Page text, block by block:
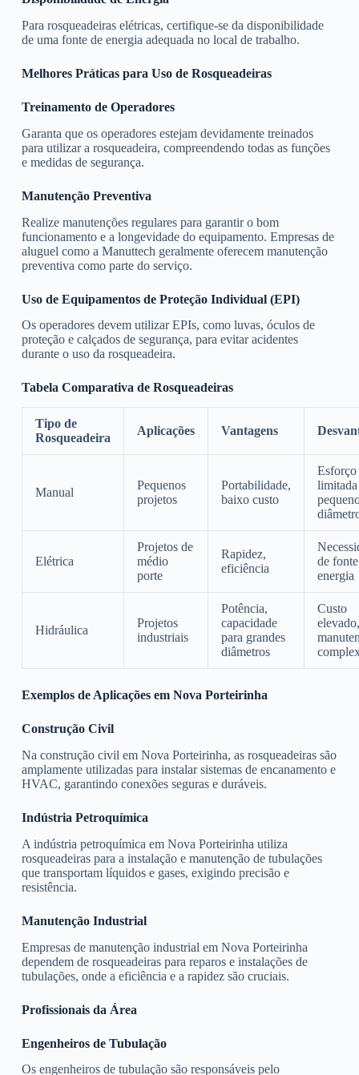
Para rosqueadeiras elétricas, certifique-se da disponibilidade
de uma fonte de energia adequada no local de trabalho.
Melhores Práticas para Uso de Rosqueadeiras
Treinamento de Operadores
Garanta que os operadores estejam devidamente treinados
para utilizar a rosqueadeira, compreendendo todas as funções
e medidas de segurança.
Manutenção Preventiva
Realize manutenções regulares para garantir o bom
funcionamento e a longevidade do equipamento. Empresas de
aluguel como a Manuttech geralmente oferecem manutenção
preventiva como parte do serviço.
Uso de Equipamentos de Proteção Individual (EPI)
Os operadores devem utilizar EPIs, como luvas, óculos de
proteção e calçados de segurança, para evitar acidentes
durante o uso da rosqueadeira.
Tabela Comparativa de Rosqueadeiras
Tipo de
Rosqueadeira
Aplicações Vantagens
Manual
Pequenos
projetos
Portabilidade,
baixo custo
limitada
Elétrica
Projetos de
médio
porte
Rapidez,
eficiência
de
energia
Hidráulica
Projetos
industriais
Potência,
capacidade
para grandes
diâmetros
Custo
elevado,
Exemplos de Aplicações em Nova Porteirinha
Construção Civil
Na construção civil em Nova Porteirinha, as rosqueadeiras são
amplamente utilizadas para instalar sistemas de encanamento e
HVAC, garantindo conexões seguras e duráveis.
Indústria Petroquímica
A indústria petroquímica em Nova Porteirinha utiliza
rosqueadeiras para a instalação e manutenção de tubulações
que transportam líquidos e gases, exigindo precisão e
resistência.
Manutenção Industrial
Empresas de manutenção industrial em Nova Porteirinha
dependem de rosqueadeiras para reparos e instalações de
tubulações, onde a eficiência e a rapidez são cruciais.
Profissionais da Área
Engenheiros de Tubulação
Os engenheiros de tubulação são responsáveis pelo